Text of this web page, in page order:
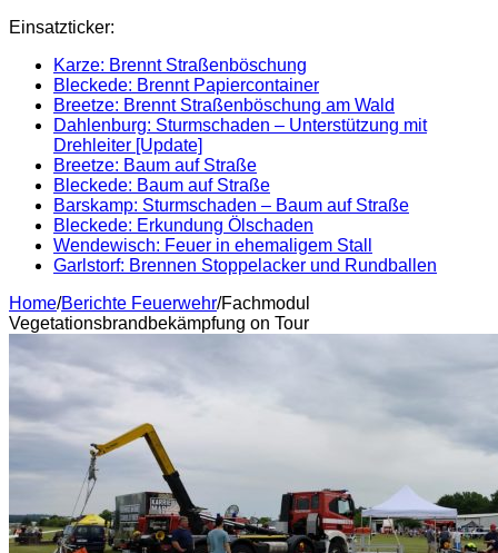
Einsatzticker:
Karze: Brennt Straßenböschung
Bleckede: Brennt Papiercontainer
Breetze: Brennt Straßenböschung am Wald
Dahlenburg: Sturmschaden – Unterstützung mit
Drehleiter [Update]
Breetze: Baum auf Straße
Bleckede: Baum auf Straße
Barskamp: Sturmschaden – Baum auf Straße
Bleckede: Erkundung Ölschaden
Wendewisch: Feuer in ehemaligem Stall
Garlstorf: Brennen Stoppelacker und Rundballen
Home/Berichte Feuerwehr/Fachmodul
Vegetationsbrandbekämpfung on Tour